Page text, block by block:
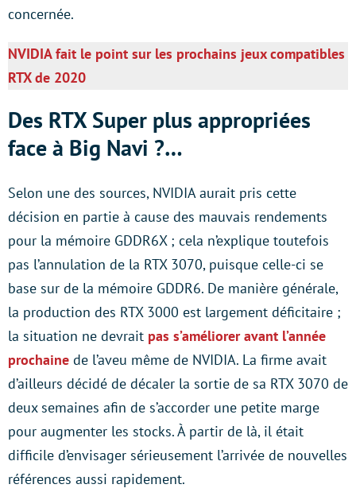
concernée.
NVIDIA fait le point sur les prochains jeux compatibles
RTX de 2020
Des RTX Super plus appropriées
face à Big Navi ?…
Selon une des sources, NVIDIA aurait pris cette
décision en partie à cause des mauvais rendements
pour la mémoire GDDR6X ; cela n’explique toutefois
pas l’annulation de la RTX 3070, puisque celle-ci se
base sur de la mémoire GDDR6. De manière générale,
la production des RTX 3000 est largement déficitaire ;
la situation ne devrait pas s’améliorer avant l’année
prochaine de l’aveu même de NVIDIA. La firme avait
d’ailleurs décidé de décaler la sortie de sa RTX 3070 de
deux semaines afin de s’accorder une petite marge
pour augmenter les stocks. À partir de là, il était
difficile d’envisager sérieusement l’arrivée de nouvelles
références aussi rapidement.